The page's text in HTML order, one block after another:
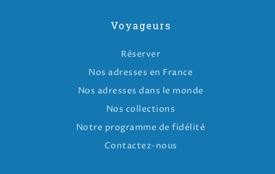
Voyageurs
Réserver
Nos adresses en France
Nos adresses dans le monde
Nos collections
Notre programme de fidélité
Contactez-nous